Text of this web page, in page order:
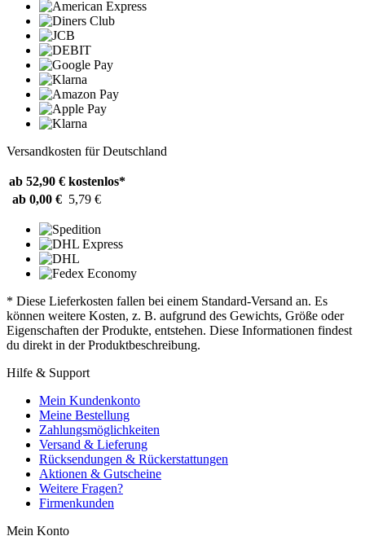
Versandkosten für Deutschland
ab 52,90 € kostenlos*
ab 0,00 € 5,79 €
* Diese Lieferkosten fallen bei einem Standard-Versand an. Es
können weitere Kosten, z. B. aufgrund des Gewichts, Größe oder
Eigenschaften der Produkte, entstehen. Diese Informationen findest
du direkt in der Produktbeschreibung.
Hilfe & Support
Mein Kundenkonto
Meine Bestellung
Zahlungsmöglichkeiten
Versand & Lieferung
Rücksendungen & Rückerstattungen
Aktionen & Gutscheine
Weitere Fragen?
Firmenkunden
Mein Konto